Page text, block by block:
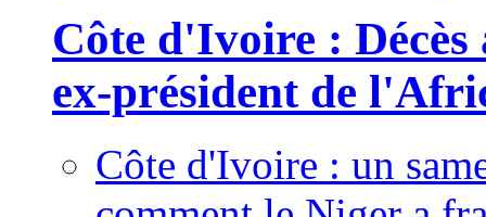
Côte d'Ivoire :
ex-président de
Côte d'Ivoire : un